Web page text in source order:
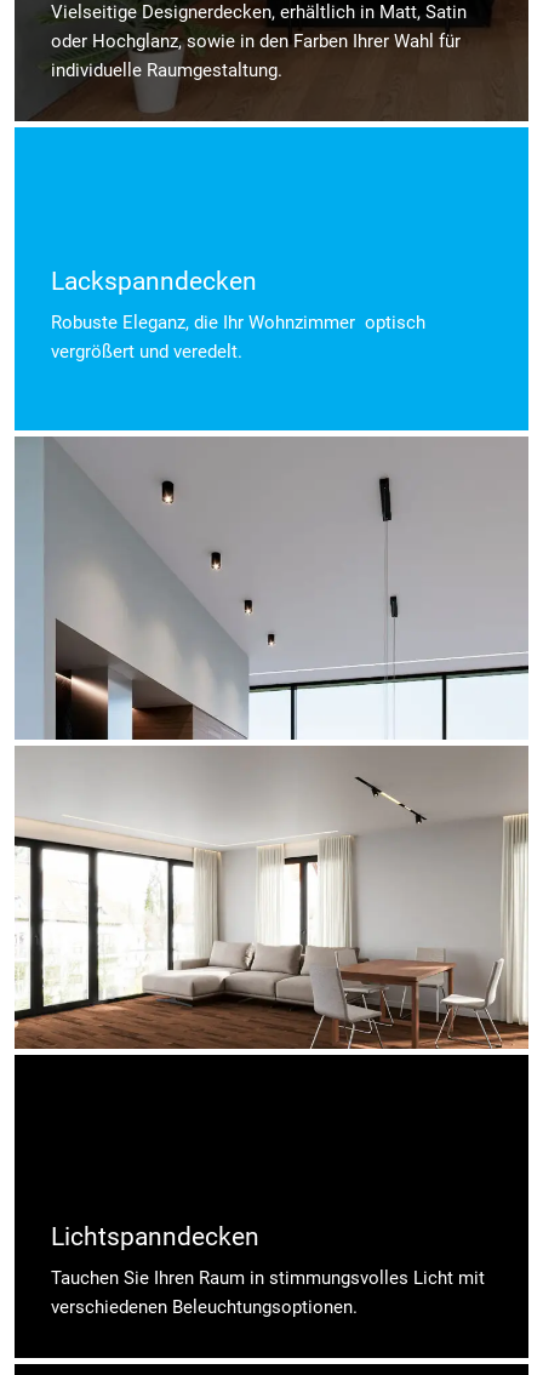
Vielseitige Designerdecken, erhältlich in Matt, Satin
oder Hochglanz, sowie in den Farben Ihrer Wahl für
individuelle Raumgestaltung.
Lackspanndecken
Robuste Eleganz, die Ihr Wohnzimmer optisch
vergrößert und veredelt.
Lichtspanndecken
Tauchen Sie Ihren Raum in stimmungsvolles Licht mit
verschiedenen Beleuchtungsoptionen.